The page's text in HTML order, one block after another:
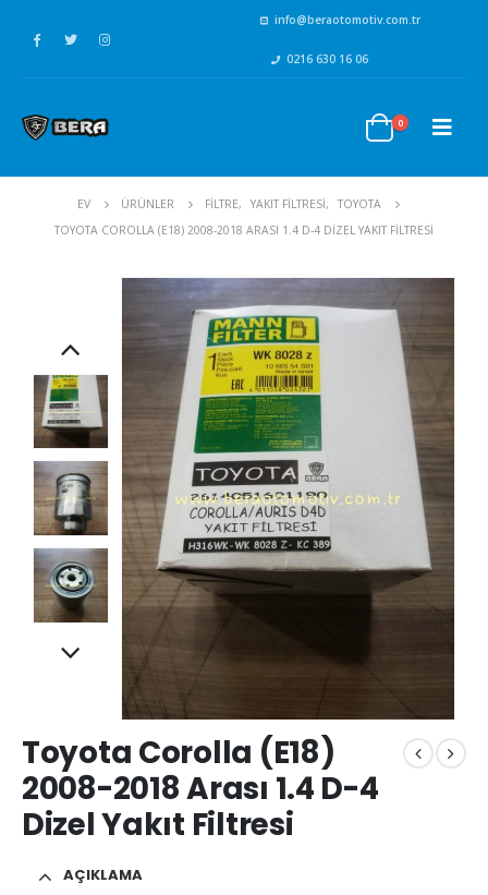
info@beraotomotiv.com.tr
0216 630 16 06
0
EV ÜRÜNLER FİLTRE, YAKIT FİLTRESİ,
TOYOTA
TOYOTA COROLLA (E18) 2008-2018 ARASI 1.4 D-4 DIZEL YAKIT FILTRESI
Toyota Corolla (E18)
2008-2018 Arası 1.4 D-4
Dizel Yakıt Filtresi
AÇIKLAMA